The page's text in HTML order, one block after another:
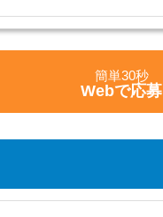
簡単30秒
Webで応募